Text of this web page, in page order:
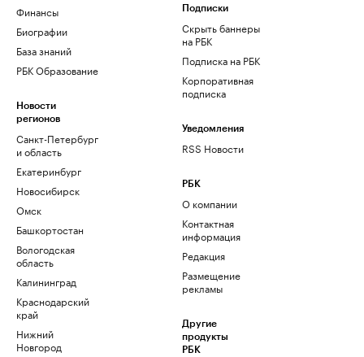
Финансы
Биографии
База знаний
РБК Образование
Новости
регионов
Санкт-Петербург
и область
Екатеринбург
Новосибирск
Омск
Башкортостан
Вологодская
область
Калининград
Краснодарский
край
Нижний
Новгород
Подписки
Скрыть баннеры
на РБК
Подписка на РБК
Корпоративная
подписка
Уведомления
RSS Новости
РБК
О компании
Контактная
информация
Редакция
Размещение
рекламы
Другие
продукты
РБК